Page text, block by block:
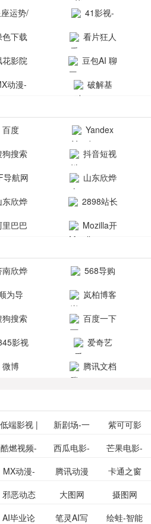
影院
新、
高清
电视
漫和
目免
。平
容丰
新快
持在
，满
影迷
提供
、高
的观
验。
画-官网
动漫综合
运势/
/美国
座网
41影视-
聚合最近好
看的电视剧
最新电影网
站-41影视为
成全短剧电
视剧、电视
剧大全、好
看的电视
剧、最新的
电影在线观
看，神马影
最新好看的
剧片、爱情
片、搞笑片
等全新电
影，是影
色下载
吧
看片狂人
- 高清视频资
源免费在线
观看
花影院
网
豆包AI 聊
天智能对话
网页版入口
动漫-
在线
看
破解基
整合当前互
联网最新最
全最优质的
软件免费下
载、资源免
费共享、技
术教程学习
台！整合破
合破解游
戏、整合安
卓破解软件
分享与下
载！旨在打
件共享站、
资源
百度
Yandex
搜索
狗搜索
擎
抖音短视
频
导航网
山东欣烨
化工有限公
东欣烨
技有
2898站长
资源平台
里巴巴
Mozilla开
南欣烨
限公
568导购
网
为导
运营
岚柏博客
狗搜索
百度一下
影视
全
爱奇艺
VIP会员
微博 腾讯文档
低端影视 |
免费高清
在线电影
新剧场-一
个网盘资
源分享小
紫可可影
视-紫可可,
免费提供
更多>>
酷燃视频-
致力于打
造中国领
西瓜电影-
西瓜视频
网站电影
芒果电影-
芒果TV网
站电影频
更多>>
MX动漫-
最新最全
腾讯动漫
频道
卡通之窗
更多>>
邪恶动态
图片大全
大图网
摄图网
更多>>
AI毕业论 笔灵AI写 绘蛙-智能